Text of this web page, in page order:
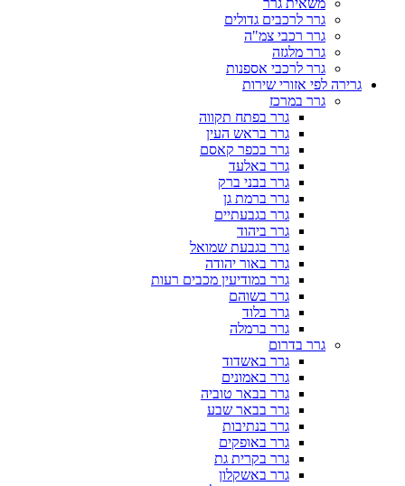
משאית גרר
גרר לרכבים גדולים
גרר רכבי צמ"ה
גרר מלגזה
גרר לרכבי אספנות
גרירה לפי אזורי שירות
גרר במרכז
גרר בפתח תקווה
גרר בראש העין
גרר בכפר קאסם
גרר באלעד
גרר בבני ברק
גרר ברמת גן
גרר בגבעתיים
גרר ביהוד
גרר בגבעת שמואל
גרר באור יהודה
גרר במודיעין מכבים רעות
גרר בשוהם
גרר בלוד
גרר ברמלה
גרר בדרום
גרר באשדוד
גרר באמונים
גרר בבאר טוביה
גרר בבאר שבע
גרר בנתיבות
גרר באופקים
גרר בקרית גת
גרר באשקלון